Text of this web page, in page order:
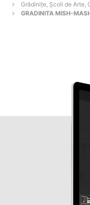
Grădinițe, Școli de Arte,
GRADINITA MISH-